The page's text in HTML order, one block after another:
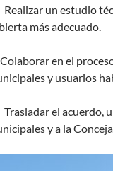
un estudio
más adecuado.
en el
y usuarios
el acuerdo,
y a la